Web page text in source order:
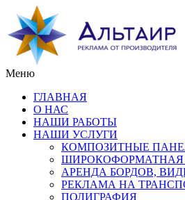
Меню
ГЛАВНАЯ
О НАС
НАШИ РАБОТЫ
НАШИ УСЛУГИ
КОМПОЗИТНЫЕ
ШИРОКОФОРМАТНАЯ
АРЕНДА БОРДОВ,
РЕКЛАМА НА
ПОЛИГРАФИЯ